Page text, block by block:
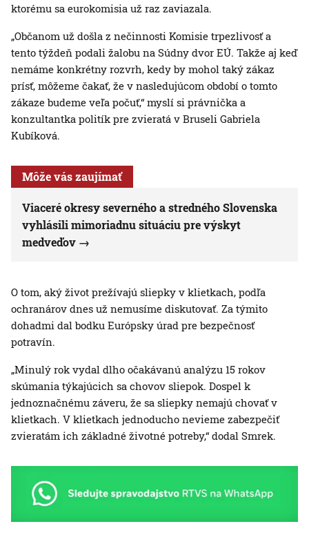
ktorému sa eurokomisia už raz zaviazala.
„Občanom už došla z nečinnosti Komisie trpezlivosť a
tento týždeň podali žalobu na Súdny dvor EÚ. Takže aj keď
nemáme konkrétny rozvrh, kedy by mohol taký zákaz
prísť, môžeme čakať, že v nasledujúcom období o tomto
zákaze budeme veľa počuť,“ myslí si právnička a
konzultantka politík pre zvieratá v Bruseli Gabriela
Kubíková.
Môže vás zaujímať
Viaceré okresy severného a stredného Slovenska
vyhlásili mimoriadnu situáciu pre výskyt
medveďov
O tom, aký život prežívajú sliepky v klietkach, podľa
ochranárov dnes už nemusíme diskutovať. Za týmito
dohadmi dal bodku Európsky úrad pre bezpečnosť
potravín.
„Minulý rok vydal dlho očakávanú analýzu 15 rokov
skúmania týkajúcich sa chovov sliepok. Dospel k
jednoznačnému záveru, že sa sliepky nemajú chovať v
klietkach. V klietkach jednoducho nevieme zabezpečiť
zvieratám ich základné životné potreby,“ dodal Smrek.